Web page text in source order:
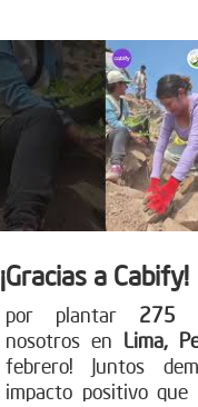
futuro más
nuestra página
información sobre
participar.
¡Gracias a Cabify!
por plantar 275
nosotros en Lima,
febrero! Juntos
impacto positivo que